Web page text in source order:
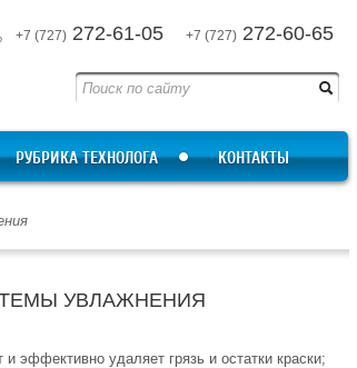
+7 (727) 272-61-05 +7 (727) 272-60-65
РУБРИКА ТЕХНОЛОГА КОНТАКТЫ
УВЛАЖНЕНИЯ
и эффективно удаляет грязь и остатки краски;